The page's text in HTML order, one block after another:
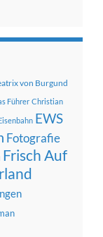
von Burgund
Führer Christian
EWS
Fotografie
Frisch Auf